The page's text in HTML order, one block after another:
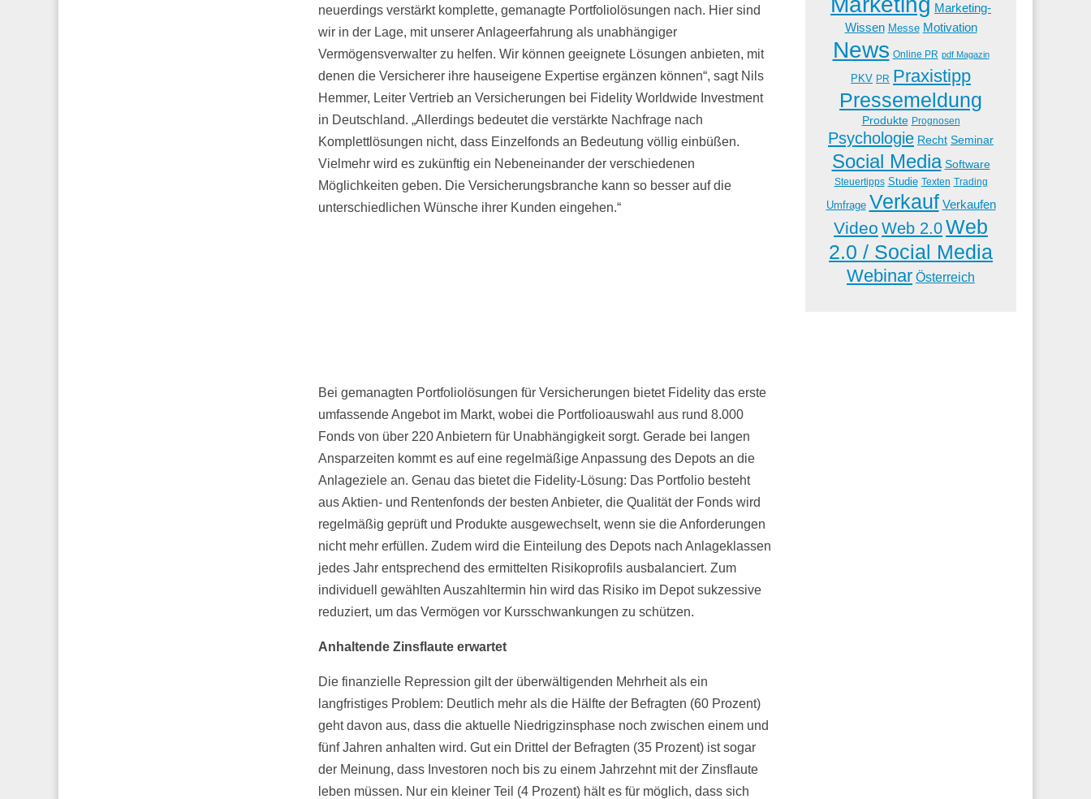
neuerdings verstärkt komplette, gemanagte Portfoliolösungen nach. Hier sind
wir in der Lage, mit unserer Anlageerfahrung als unabhängiger
Vermögensverwalter zu helfen. Wir können geeignete Lösungen anbieten, mit
denen die Versicherer ihre hauseigene Expertise ergänzen können“, sagt Nils
Hemmer, Leiter Vertrieb an Versicherungen bei Fidelity Worldwide Investment
in Deutschland. „Allerdings bedeutet die verstärkte Nachfrage nach
Komplettlösungen nicht, dass Einzelfonds an Bedeutung völlig einbüßen.
Vielmehr wird es zukünftig ein Nebeneinander der verschiedenen
Möglichkeiten geben. Die Versicherungsbranche kann so besser auf die
unterschiedlichen Wünsche ihrer Kunden eingehen.“
Bei gemanagten Portfoliolösungen für Versicherungen bietet Fidelity das erste
umfassende Angebot im Markt, wobei die Portfolioauswahl aus rund 8.000
Fonds von über 220 Anbietern für Unabhängigkeit sorgt. Gerade bei langen
Ansparzeiten kommt es auf eine regelmäßige Anpassung des Depots an die
Anlageziele an. Genau das bietet die Fidelity-Lösung: Das Portfolio besteht
aus Aktien- und Rentenfonds der besten Anbieter, die Qualität der Fonds wird
regelmäßig geprüft und Produkte ausgewechselt, wenn sie die Anforderungen
nicht mehr erfüllen. Zudem wird die Einteilung des Depots nach Anlageklassen
jedes Jahr entsprechend des ermittelten Risikoprofils ausbalanciert. Zum
individuell gewählten Auszahltermin hin wird das Risiko im Depot sukzessive
reduziert, um das Vermögen vor Kursschwankungen zu schützen.
Anhaltende Zinsflaute erwartet
Die finanzielle Repression gilt der überwältigenden Mehrheit als ein
langfristiges Problem: Deutlich mehr als die Hälfte der Befragten (60 Prozent)
geht davon aus, dass die aktuelle Niedrigzinsphase noch zwischen einem und
fünf Jahren anhalten wird. Gut ein Drittel der Befragten (35 Prozent) ist sogar
der Meinung, dass Investoren noch bis zu einem Jahrzehnt mit der Zinsflaute
leben müssen. Nur ein kleiner Teil (4 Prozent) hält es für möglich, dass sich
Marketing-
Wissen Messe Motivation
News Online PR pdf Magazin
PKV PR Praxistipp
Pressemeldung
Produkte Prognosen
Psychologie Recht Seminar
Social Media Software
Steuertipps Studie Texten Trading
Umfrage Verkauf Verkaufen
Video Web 2.0Web
2.0 / Social Media
Webinar Österreich